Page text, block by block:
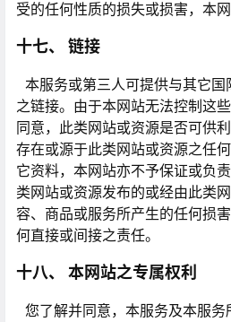
受的任何性质的损失或损害，本网
十七、 链接
本服务或第三人可提供与其它
之链接。由于本网站无法控制这
同意，此类网站或资源是否可供
存在或源于此类网站或资源之任
它资料，本网站亦不予保证或负
类网站或资源发布的或经由此类
容、商品或服务所产生的任何损
何直接或间接之责任。
十八、 本网站之专属权利
您了解并同意，本服务及本服